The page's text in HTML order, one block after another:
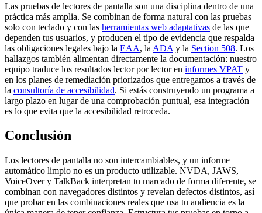
Las pruebas de lectores de pantalla son una disciplina dentro de una
práctica más amplia. Se combinan de forma natural con las pruebas
solo con teclado y con las herramientas web adaptativas de las que
dependen tus usuarios, y producen el tipo de evidencia que respalda
las obligaciones legales bajo la EAA, la ADA y la Section 508. Los
hallazgos también alimentan directamente la documentación: nuestro
equipo traduce los resultados lector por lector en informes VPAT y
en los planes de remediación priorizados que entregamos a través de
la consultoría de accesibilidad. Si estás construyendo un programa a
largo plazo en lugar de una comprobación puntual, esa integración
es lo que evita que la accesibilidad retroceda.
Conclusión
Los lectores de pantalla no son intercambiables, y un informe
automático limpio no es un producto utilizable. NVDA, JAWS,
VoiceOver y TalkBack interpretan tu marcado de forma diferente, se
combinan con navegadores distintos y revelan defectos distintos, así
que probar en las combinaciones reales que usa tu audiencia es la